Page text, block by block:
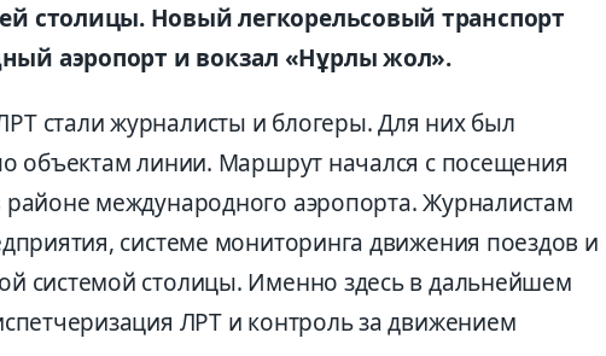
столицы. Новый легкорельсовый транспорт
аэропорт и вокзал «Нұрлы жол».
стали журналисты и блогеры. Для них был
объектам линии. Маршрут начался с посещения
международного аэропорта. Журналистам
системе мониторинга движения поездов и
системой столицы. Именно здесь в дальнейшем
ЛРТ и контроль за движением